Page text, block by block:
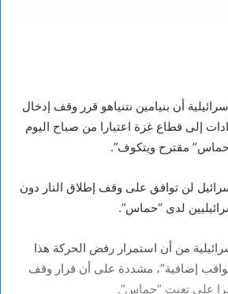
أن بنيامين نتنياهو قرر وقف إدخال
إلى قطاع غزة اعتبارا من صباح اليوم
مقترح ويتكوف”.
لن توافق على وقف إطلاق النار دون
لدى “حماس”.
من أن استمرار رفض الحركة هذا
إضافية”، مشددة على أن قرار وقف
على تعنت “حماس”.